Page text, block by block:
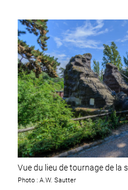
Vue du lieu de tournage de la
Photo : A.W. Sautter